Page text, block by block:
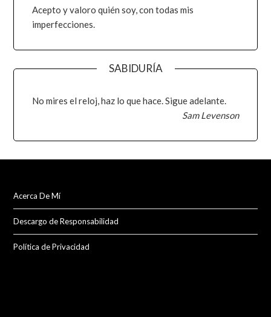
Acepto y valoro quién soy, con todas mis
imperfecciones.
SABIDURÍA
No mires el reloj, haz lo que hace. Sigue adelante.
Sam Levenson
Acerca De Mí
Descargo de Responsabilidad
Política de Privacidad